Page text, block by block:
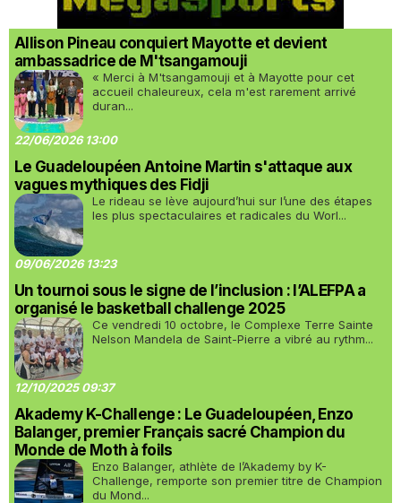
Allison Pineau conquiert Mayotte et devient
ambassadrice de M'tsangamouji
« Merci à M'tsangamouji et à Mayotte pour cet
accueil chaleureux, cela m'est rarement arrivé
duran...
22/06/2026 13:00
Le Guadeloupéen Antoine Martin s'attaque aux
vagues mythiques des Fidji
Le rideau se lève aujourd’hui sur l’une des étapes
les plus spectaculaires et radicales du Worl...
09/06/2026 13:23
Un tournoi sous le signe de l’inclusion : l’ALEFPA a
organisé le basketball challenge 2025
Ce vendredi 10 octobre, le Complexe Terre Sainte
Nelson Mandela de Saint-Pierre a vibré au rythm...
12/10/2025 09:37
Akademy K-Challenge : Le Guadeloupéen, Enzo
Balanger, premier Français sacré Champion du
Monde de Moth à foils
Enzo Balanger, athlète de l’Akademy by K-
Challenge, remporte son premier titre de Champion
du Mond...